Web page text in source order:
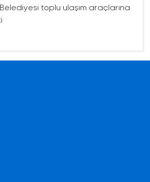
toplu ulaşım araçlarına